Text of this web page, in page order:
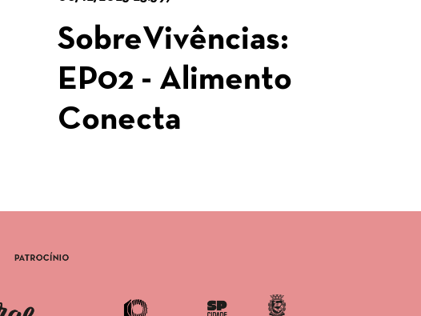
SobreVivências:
EP02 - Alimento
Conecta